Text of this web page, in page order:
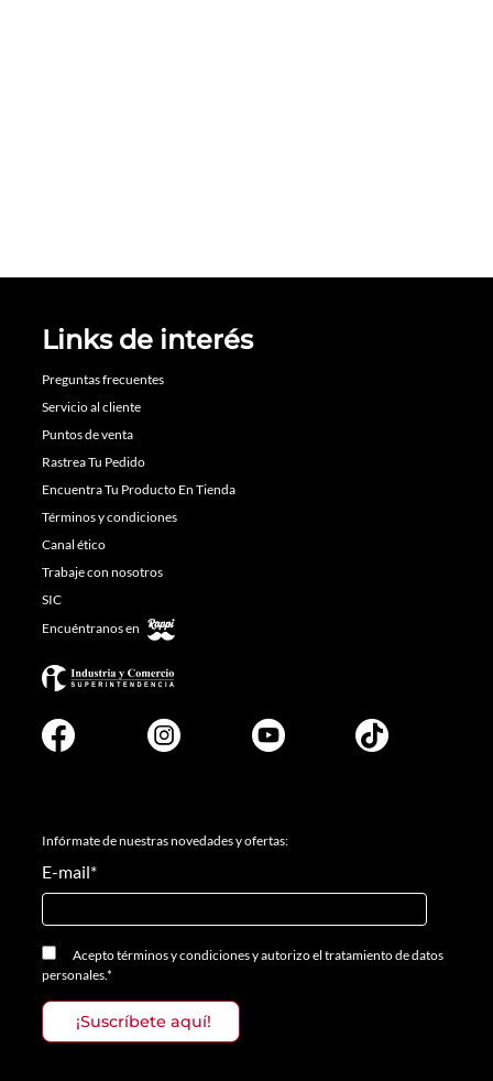
Links de interés
Preguntas frecuentes
Servicio al cliente
Puntos de venta
Rastrea Tu Pedido
Encuentra Tu Producto En Tienda
Términos y condiciones
Canal ético
Trabaje con nosotros
SIC
Encuéntranos en
Infórmate de nuestras novedades y ofertas:
E-mail*
Aceptotérminos y condicionesyautorizo el tratamiento de datos
personales.*